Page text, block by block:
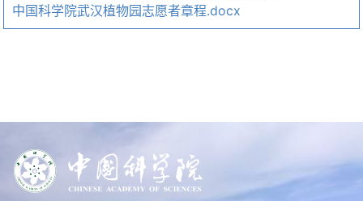
中国科学院武汉植物园志愿者章程.docx